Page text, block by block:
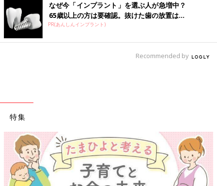
なぜ今「インプラント」を選ぶ人が急増中？
65歳以上の方は要確認。抜けた歯の放置は...
PR(あんしんインプラント)
Recommended by
特集